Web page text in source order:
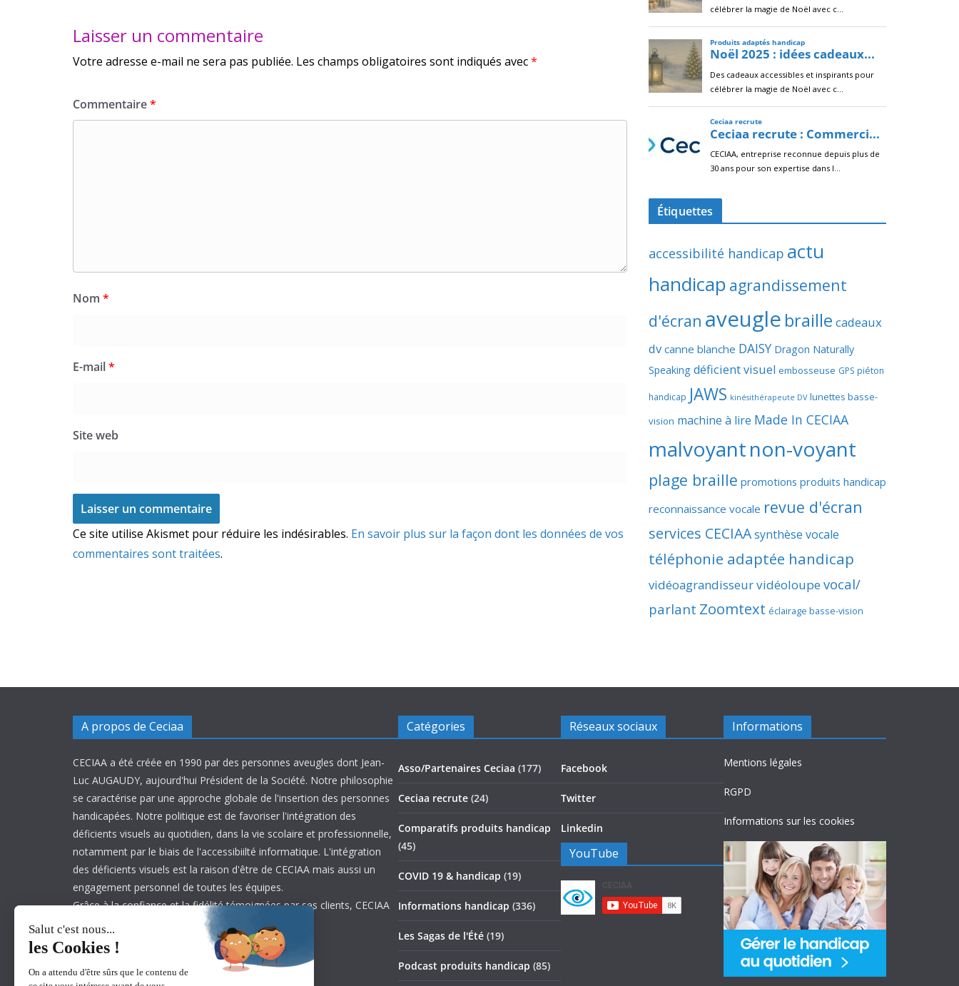
Laisser un commentaire
Votre adresse e-mail ne sera pas publiée. Les champs obligatoires sont indiqués avec*
Commentaire*
Nom *
E-mail*
Site web
Ce site utilise Akismet pour réduire les indésirables. En savoir plus sur la façon dont les données de vos
commentaires sont traitées.
Étiquettes
accessibilité handicap actu
handicap agrandissement
d'écran aveugle braille cadeaux
dv canne blanche DAISY Dragon Naturally
Speaking déficient visuel embosseuse GPS piéton
handicap JAWS kinésithérapeute DV lunettes basse-
vision machine à lire Made In CECIAA
malvoyantnon-voyant
plage braille promotions produits handicap
reconnaissance vocale revue d'écran
services CECIAAsynthèse vocale
téléphonie adaptée handicap
vidéoagrandisseurvidéoloupevocal/
parlant Zoomtext éclairage basse-vision
A propos de Ceciaa
CECIAA a été créée en 1990 par des personnes aveugles dont Jean-
Luc AUGAUDY, aujourd'hui Président de la Société. Notre philosophie
se caractérise par une approche globale de l'insertion des personnes
handicapées. Notre politique est de favoriser l'intégration des
déficients visuels au quotidien, dans la vie scolaire et professionnelle,
notamment par le biais de l'accessibiilté informatique. L'intégration
des déficients visuels est la raison d'être de CECIAA mais aussi un
engagement personnel de toutes les équipes.
Grâce à la confiance et la fidélité témoignées par ses clients, CECIAA
est aujourd’hui leader sur son marché.
Catégories
Asso/Partenaires Ceciaa (177)
Ceciaa recrute (24)
Comparatifs produits handicap
(45)
COVID 19 & handicap (19)
Informations handicap (336)
Les Sagas de l'Été (19)
Podcast produits handicap (85)
Réseaux sociaux
Facebook
Twitter
Linkedin
YouTube
Informations
Mentions légales
RGPD
Informations sur les cookies